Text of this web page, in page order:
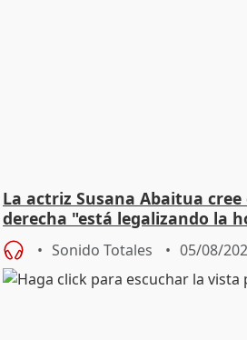
La actriz Susana Abaitua
derecha "está legalizando la
Sonido Totales 05/08/